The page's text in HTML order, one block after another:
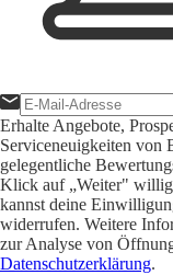
Erhalte Angebote,
Serviceneuigkeiten von
gelegentliche
Klick auf „Weiter"
kannst deine
widerrufen. Weitere
zur Analyse von
Datenschutzerklärung.